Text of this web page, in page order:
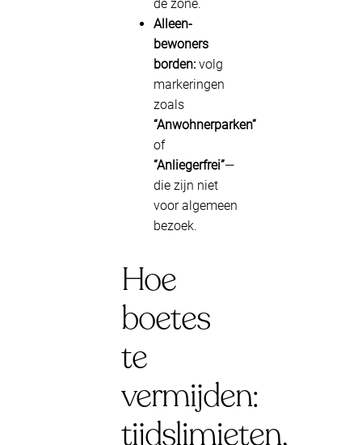
de zone.
Alleen-
bewoners
borden: volg
markeringen
zoals
“Anwohnerparken”
of
“Anliegerfrei”—
die zijn niet
voor algemeen
bezoek.
Hoe
boetes
te
vermijden:
tijdslimieten,